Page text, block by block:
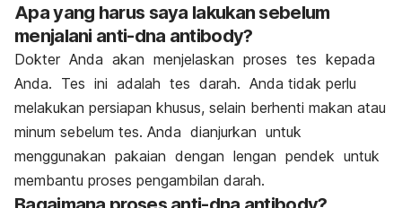
Apa yang harus saya lakukan sebelum
menjalani anti-dna antibody?
Dokter Anda akan menjelaskan proses tes kepada
Anda. Tes ini adalah tes darah. Anda tidak perlu
melakukan persiapan khusus, selain berhenti makan atau
minum sebelum tes. Anda dianjurkan untuk
menggunakan pakaian dengan lengan pendek untuk
membantu proses pengambilan darah.